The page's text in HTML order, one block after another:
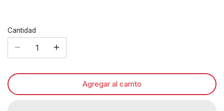
Cantidad
Agregar al carrito